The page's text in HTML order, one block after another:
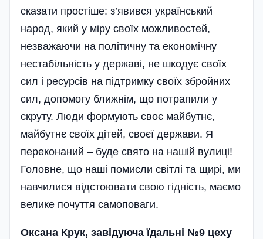
сказати простіше: з’явився український
народ, який у міру своїх можливостей,
незважаючи на політичну та економічну
нестабільність у державі, не шкодує своїх
сил і ресурсів на підтримку своїх збройних
сил, допомогу ближнім, що потрапили у
скруту. Люди формують своє майбутнє,
майбутнє своїх дітей, своєї держави. Я
переконаний – буде свято на нашій вулиці!
Головне, що наші помисли світлі та щирі, ми
навчилися відстоювати свою гідність, маємо
велике почуття самоповаги.
Оксана Крук, завідуюча їда­ль­ні №9 цеху